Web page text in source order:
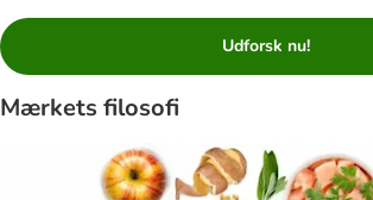
Udforsk nu!
Mærkets filosofi